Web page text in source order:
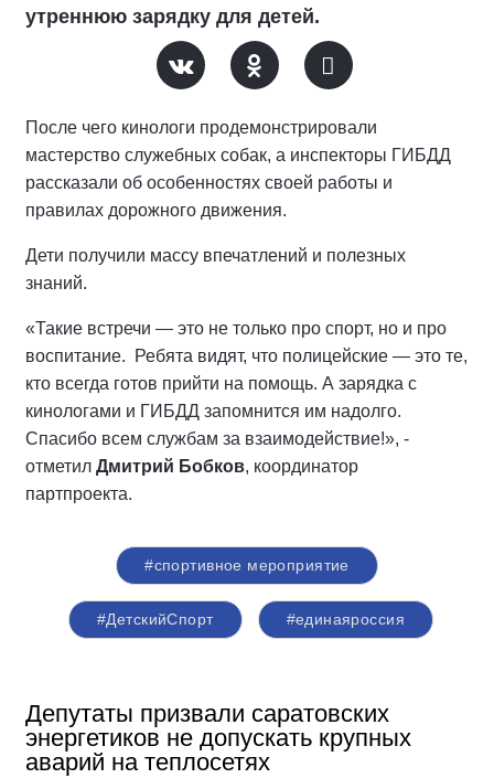
утреннюю зарядку для детей.
После чего кинологи продемонстрировали
мастерство служебных собак, а инспекторы ГИБДД
рассказали об особенностях своей работы и
правилах дорожного движения.
Дети получили массу впечатлений и полезных
знаний.
«Такие встречи — это не только про спорт, но и про
воспитание. Ребята видят, что полицейские — это те,
кто всегда готов прийти на помощь. А зарядка с
кинологами и ГИБДД запомнится им надолго.
Спасибо всем службам за взаимодействие!», -
отметил Дмитрий Бобков, координатор
партпроекта.
#спортивное мероприятие
#ДетскийСпорт #единаяроссия
Депутаты призвали саратовских
энергетиков не допускать крупных
аварий на теплосетях